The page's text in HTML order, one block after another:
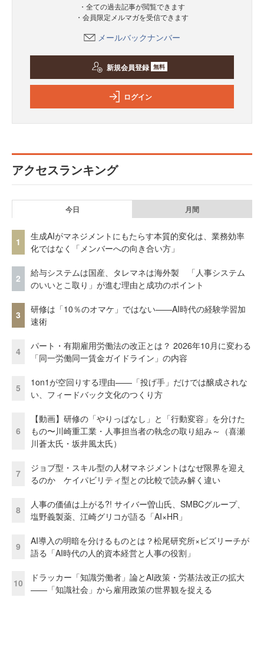
・全ての過去記事が閲覧できます
・会員限定メルマガを受信できます
メールバックナンバー
新規会員登録 無料
ログイン
アクセスランキング
今日 月間
1
生成AIがマネジメントにもたらす本質的変化は、業務効率
化ではなく「メンバーへの向き合い方」
2
給与システムは国産、タレマネは海外製 「人事システム
のいいとこ取り」が進む理由と成功のポイント
3
研修は「10％のオマケ」ではない——AI時代の経験学習加
速術
4
パート・有期雇用労働法の改正とは？ 2026年10月に変わる
「同一労働同一賃金ガイドライン」の内容
5
1on1が空回りする理由——「投げ手」だけでは醸成されな
い、フィードバック文化のつくり方
6
【動画】研修の「やりっぱなし」と「行動変容」を分けた
もの〜川崎重工業・人事担当者の執念の取り組み～（喜瀬
川蒼太氏・坂井風太氏）
7
ジョブ型・スキル型の人材マネジメントはなぜ限界を迎え
るのか ケイパビリティ型との比較で読み解く違い
8
人事の価値は上がる?! サイバー曽山氏、SMBCグループ、
塩野義製薬、江崎グリコが語る「AI×HR」
9
AI導入の明暗を分けるものとは？松尾研究所×ビズリーチが
語る「AI時代の人的資本経営と人事の役割」
10
ドラッカー「知識労働者」論とAI政策・労基法改正の拡大
——「知識社会」から雇用政策の世界観を捉える